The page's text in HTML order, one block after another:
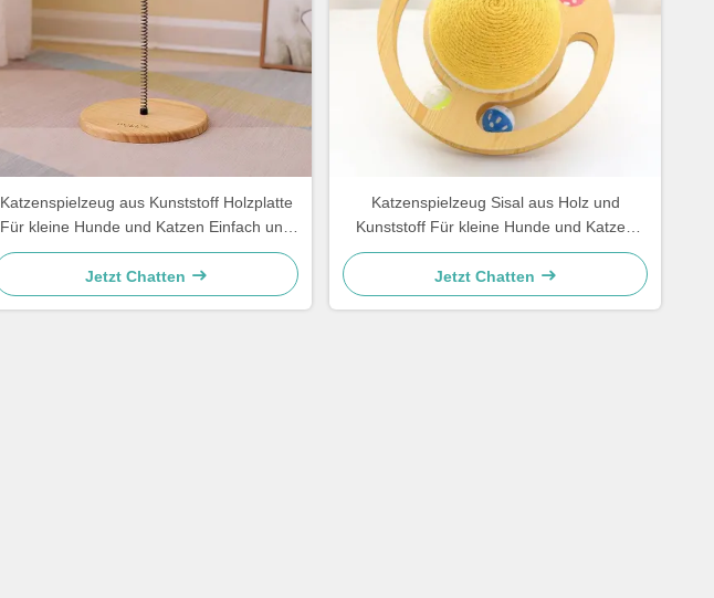
Katzenspielzeug aus Kunststoff Holzplatte
Für kleine Hunde und Katzen Einfach und
praktisch
Jetzt Chatten
Katzenspielzeug Sisal aus Holz und
Kunststoff Für kleine Hunde und Katzen
Einfach und praktisch
Jetzt Chatten